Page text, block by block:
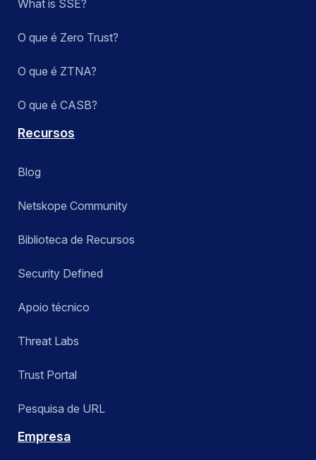
What is SSE?
O que é Zero Trust?
O que é ZTNA?
O que é CASB?
Recursos
Blog
Netskope Community
Biblioteca de Recursos
Security Defined
Apoio técnico
Threat Labs
Trust Portal
Pesquisa de URL
Empresa